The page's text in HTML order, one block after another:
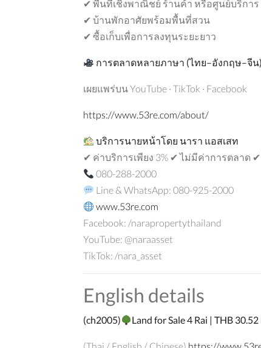
✔ พื้นที่เชิงพาณิชย์ ร้านค้า หรือศูนย์บริการ
✔ บ้านพักอาศัยพร้อมพื้นที่สวน
✔ ซื้อเก็บเพื่อการลงทุนระยะยาว
การตลาดหลายภาษา (ไทย–อังกฤษ–จีน)
เผยแพร่บน YouTube · TikTok · Facebook
https://www.53re.com/about/
บริการนายหน้าโดย นารา แอสเสท
✔ ค่าบริการเพียง 3% ✔ ไม่มีค่าการตลาด
080-288-2000
Line & WhatsApp: 080-925-2000
www.53re.com
Facebook: /narapropertythailand
YouTube: @naraasset
TikTok: /nara_asset
English details
(ch2005) Land for Sale 4 Rai | THB